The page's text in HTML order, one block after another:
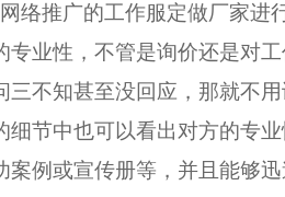
络推广的工作服定做厂家进
专业性，不管是询价还是对
三不知甚至没回应，那就不
细节中也可以看出对方的专
案例或宣传册等，并且能够